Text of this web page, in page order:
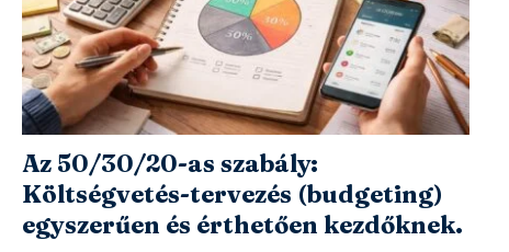
Az 50/30/20-as szabály:
Költségvetés-tervezés (budgeting)
egyszerűen és érthetően kezdőknek.